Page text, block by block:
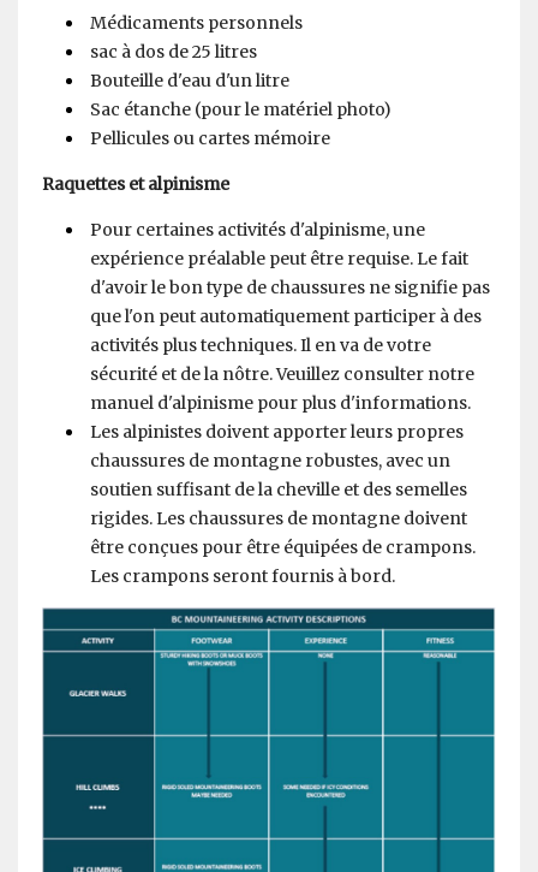
Médicaments personnels
sac à dos de 25 litres
Bouteille d'eau d'un litre
Sac étanche (pour le matériel photo)
Pellicules ou cartes mémoire
Raquettes et alpinisme
Pour certaines activités d'alpinisme, une
expérience préalable peut être requise. Le fait
d'avoir le bon type de chaussures ne signifie pas
que l'on peut automatiquement participer à des
activités plus techniques. Il en va de votre
sécurité et de la nôtre. Veuillez consulter notre
manuel d'alpinisme pour plus d'informations.
Les alpinistes doivent apporter leurs propres
chaussures de montagne robustes, avec un
soutien suffisant de la cheville et des semelles
rigides. Les chaussures de montagne doivent
être conçues pour être équipées de crampons.
Les crampons seront fournis à bord.